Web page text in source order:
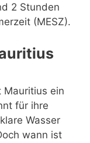
2 Stunden
(MESZ).
Mauritius ein
für ihre
Wasser
wann ist